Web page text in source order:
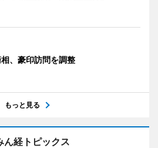
、豪印訪問を調整
もっと見る
ん経トピックス